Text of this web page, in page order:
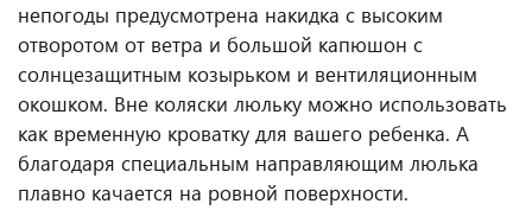
непогоды предусмотрена накидка с высоким
отворотом от ветра и большой капюшон с
солнцезащитным козырьком и вентиляционным
окошком. Вне коляски люльку можно использовать
как временную кроватку для вашего ребенка. А
благодаря специальным направляющим люлька
плавно качается на ровной поверхности.